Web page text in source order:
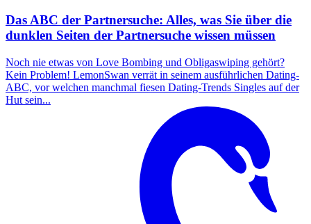
Das ABC der Partnersuche: Alles, was Sie über die
dunklen Seiten der Partnersuche wissen müssen
Noch nie etwas von Love Bombing und Obligaswiping gehört?
Kein Problem! LemonSwan verrät in seinem ausführlichen Dating-
ABC, vor welchen manchmal fiesen Dating-Trends Singles auf der
Hut sein...